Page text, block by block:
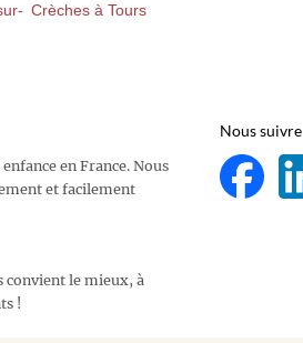
Crèches à Tours
en France. Nous
et facilement
convient le mieux, à
!
Nous suivre